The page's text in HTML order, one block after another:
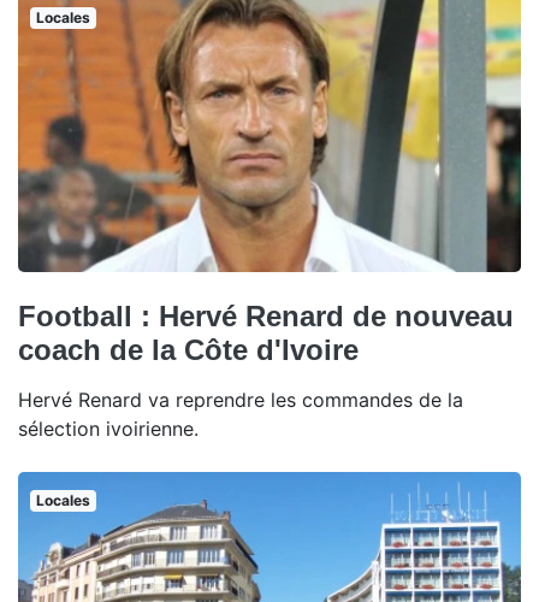
Locales
Football : Hervé Renard de nouveau
coach de la Côte d'Ivoire
Hervé Renard va reprendre les commandes de la
sélection ivoirienne.
Locales